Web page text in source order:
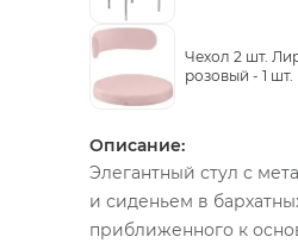
Чехол 2 шт.
розовый - 1 шт.
Описание:
Элегантный стул с
и сиденьем в
приближенного к